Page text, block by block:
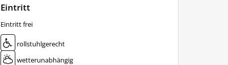
Eintritt
Eintritt frei
rollstuhlgerecht
wetterunabhängig